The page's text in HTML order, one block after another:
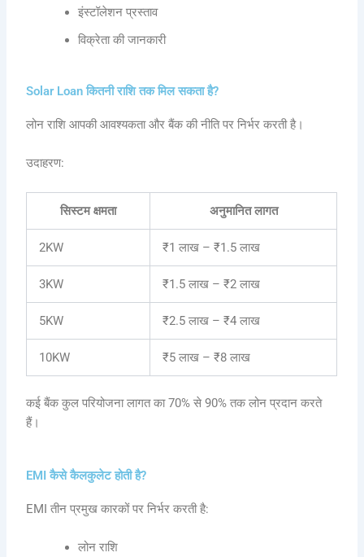
इंस्टॉलेशन प्रस्ताव
विक्रेता की जानकारी
Solar Loan कितनी राशि तक मिल सकता है?
लोन राशि आपकी आवश्यकता और बैंक की नीति पर निर्भर करती है।
उदाहरण:
सिस्टम क्षमता अनुमानित लागत
2KW ₹1 लाख – ₹1.5 लाख
3KW ₹1.5 लाख – ₹2 लाख
5KW ₹2.5 लाख – ₹4 लाख
10KW ₹5 लाख – ₹8 लाख
कई बैंक कुल परियोजना लागत का 70% से 90% तक लोन प्रदान करते
हैं।
EMI कैसे कैलकुलेट होती है?
EMI तीन प्रमुख कारकों पर निर्भर करती है:
लोन राशि